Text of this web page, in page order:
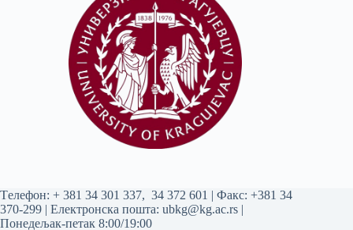
Tелефон: + 381 34 301 337, 34 372 601 | Факс: +381 34
370-299 | Електронска пошта: ubkg@kg.ac.rs |
Понедељак-петак 8:00/19:00